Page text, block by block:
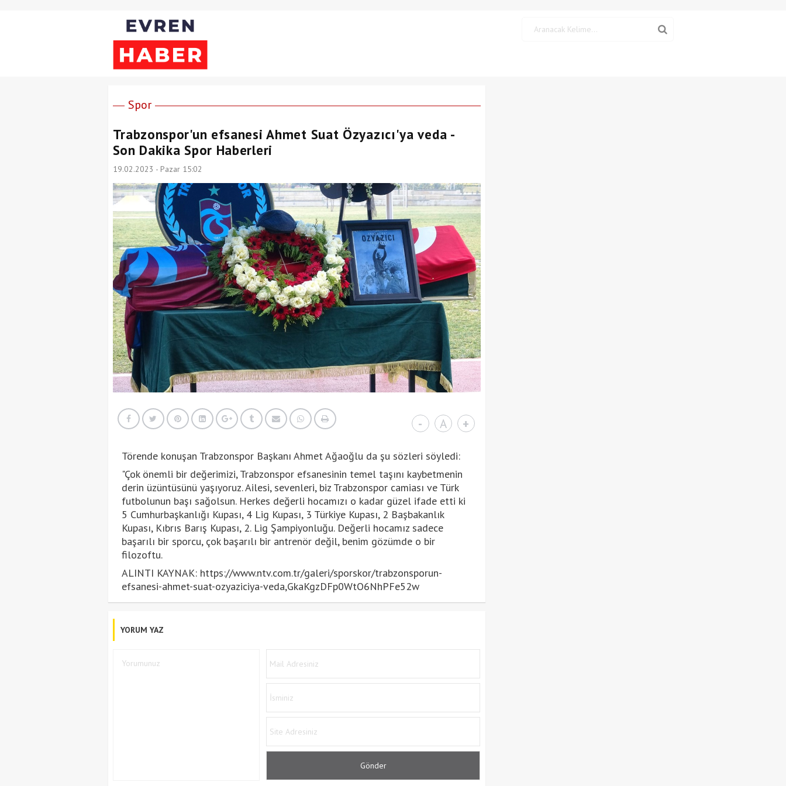
Spor
Trabzonspor'un efsanesi Ahmet Suat Özyazıcı'ya veda -
Son Dakika Spor Haberleri
19.02.2023 - Pazar 15:02
- A +
Törende konuşan Trabzonspor Başkanı Ahmet Ağaoğlu da şu sözleri söyledi:
"Çok önemli bir değerimizi, Trabzonspor efsanesinin temel taşını kaybetmenin
derin üzüntüsünü yaşıyoruz. Ailesi, sevenleri, biz Trabzonspor camiası ve Türk
futbolunun başı sağolsun. Herkes değerli hocamızı o kadar güzel ifade etti ki
5 Cumhurbaşkanlığı Kupası, 4 Lig Kupası, 3 Türkiye Kupası, 2 Başbakanlık
Kupası, Kıbrıs Barış Kupası, 2. Lig Şampiyonluğu. Değerli hocamız sadece
başarılı bir sporcu, çok başarılı bir antrenör değil, benim gözümde o bir
filozoftu.
ALINTI KAYNAK: https://www.ntv.com.tr/galeri/sporskor/trabzonsporun-
efsanesi-ahmet-suat-ozyaziciya-veda,GkaKgzDFp0WtO6NhPFe52w
YORUM YAZ